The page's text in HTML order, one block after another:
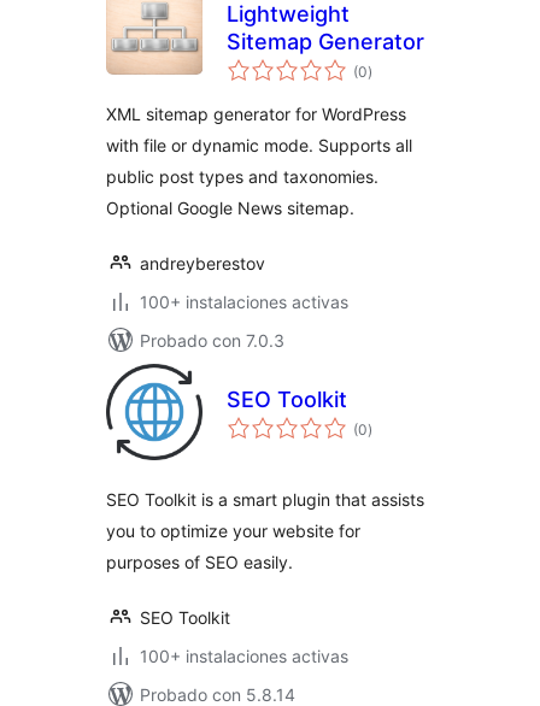
Lightweight
Sitemap Generator
(0total
de
)
XML sitemap generator for WordPress
with file or dynamic mode. Supports all
public post types and taxonomies.
Optional Google News sitemap.
andreyberestov
100+ instalaciones activas
Probado con 7.0.3
SEO Toolkit
(0total
de
)
SEO Toolkit is a smart plugin that assists
you to optimize your website for
purposes of SEO easily.
SEO Toolkit
100+ instalaciones activas
Probado con 5.8.14